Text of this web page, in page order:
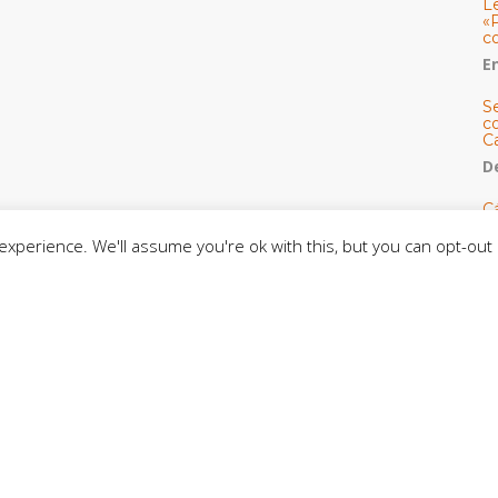
We'll assume you're ok with this, but you can opt-